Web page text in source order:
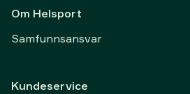
Om Helsport
Samfunnsansvar
Kundeservice